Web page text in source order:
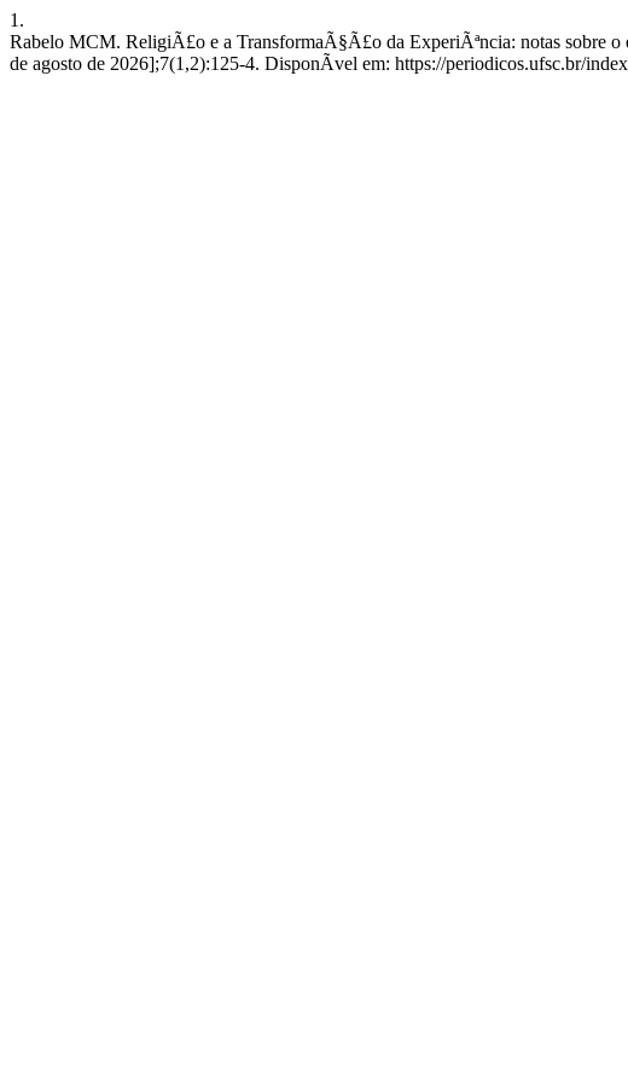
1.
Rabelo MCM. ReligiÃ£o e a TransformaÃ§Ã£o da ExperiÃªncia: notas sobre
de agosto de 2026];7(1,2):125-4. DisponÃ­vel em: https://periodicos.ufsc.br/